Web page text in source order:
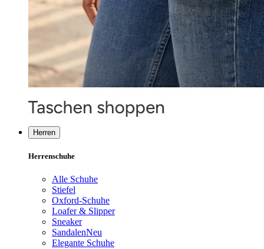
Herren
Herrenschuhe
Alle Schuhe
Stiefel
Oxford-Schuhe
Loafer & Slipper
Sneaker
SandalenNeu
Elegante Schuhe